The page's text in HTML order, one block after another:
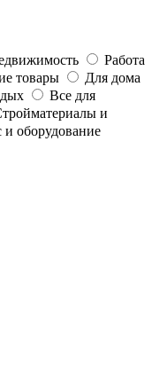
Работа
товары
Для дома
Все для
и
и оборудование